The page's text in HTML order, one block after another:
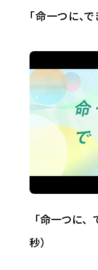
「命一つに、
「命一つに
秒）